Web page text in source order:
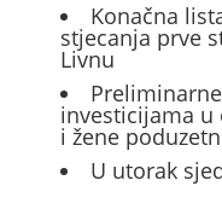
Konačna
stjecanja prve
Livnu
investicijama
i žene
U utorak